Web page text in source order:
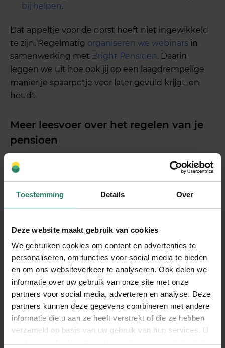
Toestemming Details Over
Deze website maakt gebruik van cookies
We gebruiken cookies om content en advertenties te
personaliseren, om functies voor social media te bieden
en om ons websiteverkeer te analyseren. Ook delen we
informatie over uw gebruik van onze site met onze
partners voor social media, adverteren en analyse. Deze
partners kunnen deze gegevens combineren met andere
informatie die u aan ze heeft verstrekt of die ze hebben
verzameld op basis van uw gebruik van hun services. U
bij helpen.
Dat appeltje voor de dorst hoeft niet ingewikkeld
te zijn. Regelmatig organiseren we webinars in
samenwerking met Bright Pensioen. Daarin
leggen we uit hoe ook jij op een laagdrempelige
manier je spaarpotje voor later gevuld krijgt, en
houdt.
Meer leesvoer over het regelen van je
pensioen
Help, er gaat iets veranderen met ons
geregeld hebben?
pensioen
Deel dit stuk